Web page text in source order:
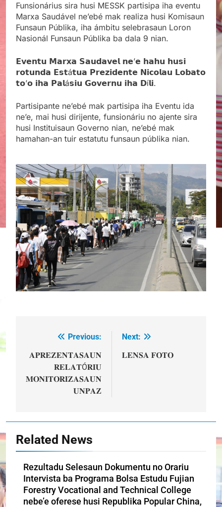
Funsionárius sira husi MESSK partisipa iha eventu
Marxa Saudável ne’ebé mak realiza husi Komisaun
Funsaun Públika, iha ámbitu selebrasaun Loron
Nasionál Funsaun Públika ba dala 9 nian.
𝗘𝘃𝗲𝗻𝘁𝘂 𝗠𝗮𝗿𝘅𝗮 𝗦𝗮𝘂𝗱𝗮𝘃𝗲𝗹 𝗻𝗲’𝗲 𝗵𝗮𝗵𝘂 𝗵𝘂𝘀𝗶
𝗿𝗼𝘁𝘂𝗻𝗱𝗮 𝗘𝘀𝘁á𝘁𝘂𝗮 𝗣𝗿𝗲𝘇𝗶𝗱𝗲𝗻𝘁𝗲 𝗡𝗶𝗰𝗼𝗹𝗮𝘂 𝗟𝗼𝗯𝗮𝘁𝗼
𝘁𝗼’𝗼 𝗶𝗵𝗮 𝗣𝗮𝗹á𝘀𝗶𝘂 𝗚𝗼𝘃𝗲𝗿𝗻𝘂 𝗶𝗵𝗮 𝗗í𝗹𝗶.
Partisipante ne’ebé mak partisipa iha Eventu ida
ne’e, mai husi dirijente, funsionáriu no ajente sira
husi Instituisaun Governo nian, ne’ebé mak
hamahan-an tuir estatutu funsaun públika nian.
navigation
Previous:
𝐀𝐏𝐑𝐄𝐙𝐄𝐍𝐓𝐀𝐒𝐀𝐔𝐍
𝐑𝐄𝐋𝐀𝐓Ó𝐑𝐈𝐔
𝐌𝐎𝐍𝐈𝐓𝐎𝐑𝐈𝐙𝐀𝐒𝐀𝐔𝐍
𝐔𝐍𝐏𝐀𝐙
Next:
𝐋𝐄𝐍𝐒𝐀 𝐅𝐎𝐓𝐎
Related News
Rezultadu Selesaun Dokumentu no Orariu
Intervista ba Programa Bolsa Estudu Fujian
Forestry Vocational and Technical College
nebe’e oferese husi Republika Popular China,